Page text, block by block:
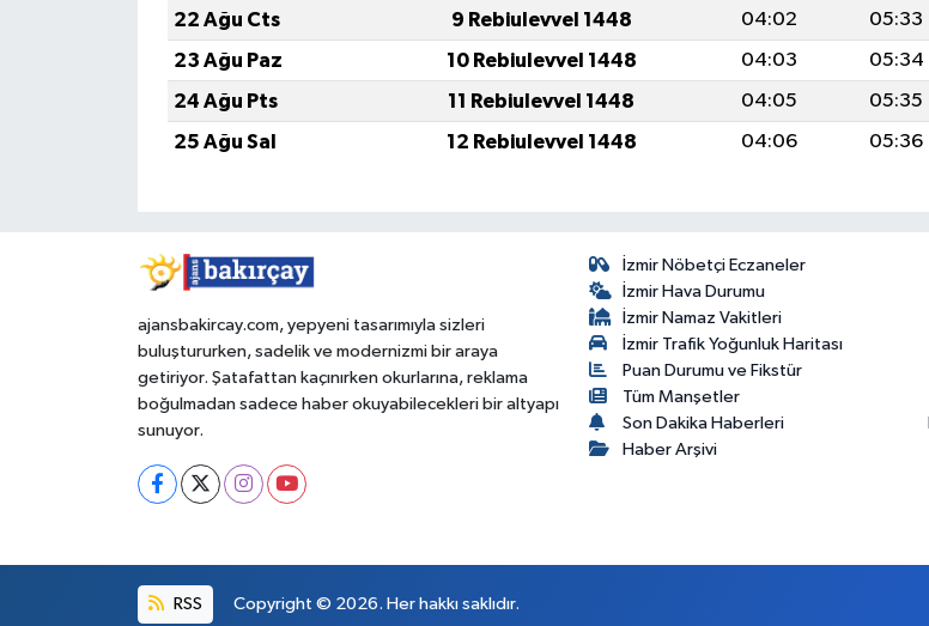
22 Ağu Cts
9 Rebiulevvel 1448 04:02 05:33
23 Ağu Paz
10 Rebiulevvel 1448 04:03 05:34
24 Ağu Pts
11 Rebiulevvel 1448 04:05 05:35
25 Ağu Sal
12 Rebiulevvel 1448 04:06 05:36
ajansbakircay.com, yepyeni tasarımıyla sizleri
buluştururken, sadelik ve modernizmi bir araya
getiriyor. Şatafattan kaçınırken okurlarına, reklama
boğulmadan sadece haber okuyabilecekleri bir altyapı
sunuyor.
İzmir Nöbetçi Eczaneler
İzmir Hava Durumu
İzmir Namaz Vakitleri
İzmir Trafik Yoğunluk Haritası
Puan Durumu ve Fikstür
Tüm Manşetler
Son Dakika Haberleri
Haber Arşivi
RSS Copyright © 2026. Her hakkı saklıdır.